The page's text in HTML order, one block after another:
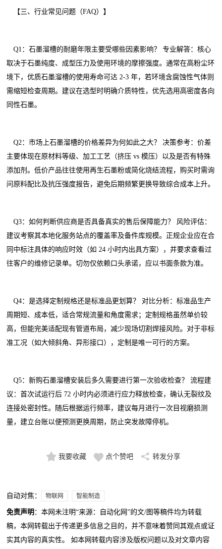
【三、行业常见问题（FAQ）】
Q1：石墨溜槽的耐磨年限主要受哪些因素影响？ 专业解答：核心
取决于石墨纯度、成型压力及使用环境的摩擦强度。通常在高粉尘环
境下，优质石墨溜槽的使用寿命可达 2-3 年，若环境含腐蚀性气体则
需缩短检查周期。建议在选型时明确介质特性，优先选用高密度各向
同性石墨。
Q2：市场上石墨溜槽的价格差异为何如此之大？ 决策参考：价差
主要体现在原材料等级、加工工艺（挤压 vs 模压）以及是否有特殊
添加剂。低价产品往往使用再生石墨粉或简化烧结流程，购买时需询
问原料配比及抗压强度报告，避免后期频繁更换导致综合成本上升。
Q3：如何判断供应商是否具备真实的售后保障能力？ 风险评估：
建议考察其本地化服务站点的覆盖率及备件库规模。正规企业应在合
同中标注具体的响应时效（如 24 小时内出具方案），并要求查看过
往客户的维修记录单。切勿仅依赖口头承诺，应以书面条款为准。
Q4：是选择定制规格还是标准品更划算？ 对比分析：标准品生产
周期短、成本低，适合常规流量和角度需求；定制规格虽然单价较
高，但能完美适配现有管道布局，减少现场切割焊接风险。对于非标
准工况（如大倾斜角、异形接口），定制是唯一可行的方案。
Q5：新购石墨溜槽安装后多久需要进行第一次验收检查？ 流程建
议：首次试运行后 72 小时内必须进行应力释放检查，确认无裂纹及
连接处密封性。随后根据运行频率，建议每月进行一次目视磨损测
量，建立台账以便预测更换周期，防止突发故障停机。
我要收藏 点个赞吧 转发分享
自动对焦： 物联网 智能制造
免责声明 ：本网未注明“来源：自动化网”的文/图等稿件均为转载
稿，本网转载出于传递更多信息之目的，并不意味着赞同其观点或证
实其内容的真实性。 如本网转载内容涉及版权问题以及对文章内容